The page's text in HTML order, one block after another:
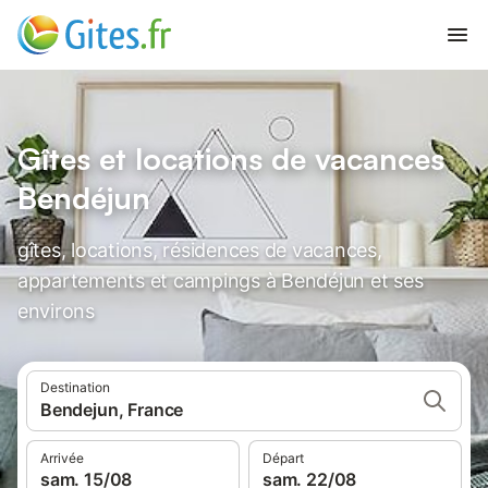
Gîtes et locations de vacances
Bendéjun
gîtes, locations, résidences de vacances,
appartements et campings à Bendéjun et ses
environs
Destination
Bendejun, France
Arrivée
sam. 15/08
Départ
sam. 22/08